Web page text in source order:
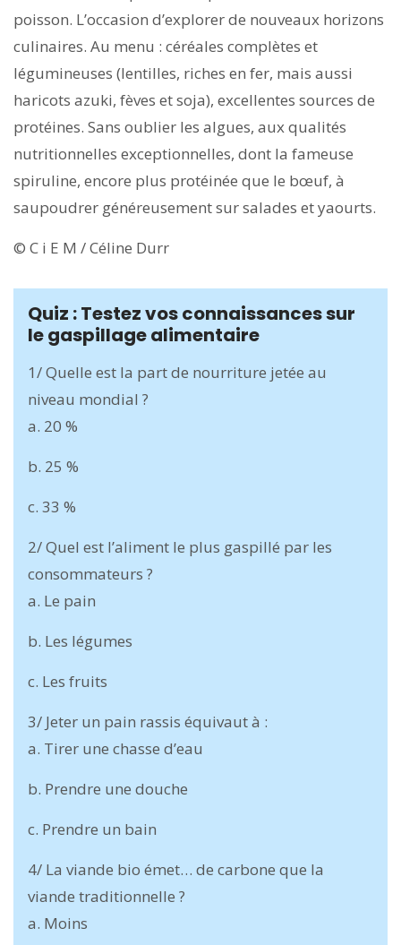
poisson. L’occasion d’explorer de nouveaux horizons
culinaires. Au menu : céréales complètes et
légumineuses (lentilles, riches en fer, mais aussi
haricots azuki, fèves et soja), excellentes sources de
protéines. Sans oublier les algues, aux qualités
nutritionnelles exceptionnelles, dont la fameuse
spiruline, encore plus protéinée que le bœuf, à
saupoudrer généreusement sur salades et yaourts.
© C i E M / Céline Durr
Quiz : Testez vos connaissances sur
le gaspillage alimentaire
1/ Quelle est la part de nourriture jetée au
niveau mondial ?
a. 20 %
b. 25 %
c. 33 %
2/ Quel est l’aliment le plus gaspillé par les
consommateurs ?
a. Le pain
b. Les légumes
c. Les fruits
3/ Jeter un pain rassis équivaut à :
a. Tirer une chasse d’eau
b. Prendre une douche
c. Prendre un bain
4/ La viande bio émet… de carbone que la
viande traditionnelle ?
a. Moins